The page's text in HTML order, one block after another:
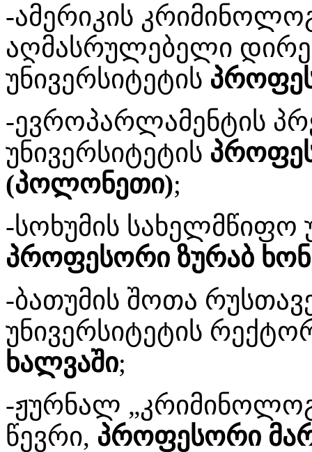
-ამერიკის
აღმასრულებელი
უნივერსიტეტის
-ევროპარლამენტის
უნივერსიტეტის
(პოლონეთი);
-სოხუმის სახელმწიფო
პროფესორი ზურაბ
-ბათუმის შოთა
უნივერსიტეტის
ხალვაში;
-ჟურნალ
წევრი, პროფესორი